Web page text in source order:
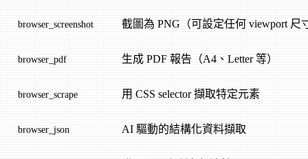
browser_screenshot 截圖為 PNG（可設定任何 viewport 尺
browser_pdf 生成 PDF 報告（A4、Letter 等）
browser_scrape 用 CSS selector 擷取特定元素
browser_json AI 驅動的結構化資料擷取